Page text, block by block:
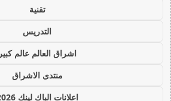
تقنية
التدريس
اشراق العالم عالم كبير
منتدى الاشراق
اعلانات الباك لينك 2026